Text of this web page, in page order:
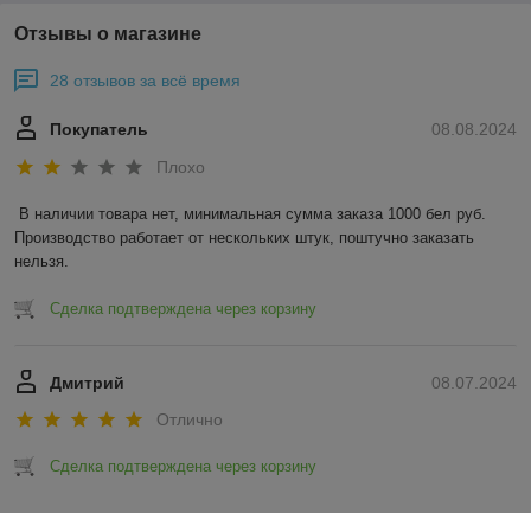
Отзывы о магазине
28 отзывов за всё время
08.08.2024
Покупатель
Плохо
В наличии товара нет, минимальная сумма заказа 1000 бел руб.
Производство работает от нескольких штук, поштучно заказать
нельзя.
Сделка подтверждена через корзину
08.07.2024
Дмитрий
Отлично
Сделка подтверждена через корзину